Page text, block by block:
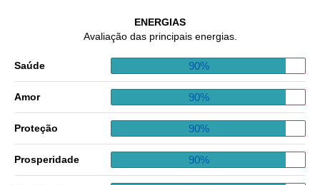
ENERGIAS
Avaliação das principais energias.
Saúde 90%
Amor 90%
Proteção 90%
Prosperidade 90%